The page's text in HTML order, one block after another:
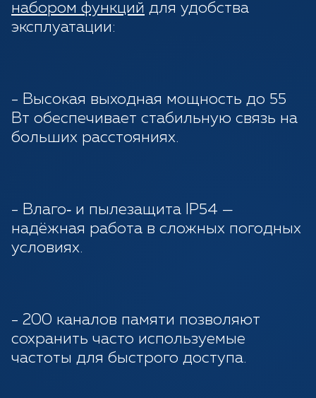
набором функций для удобства
эксплуатации:
- Высокая выходная мощность до 55
Вт обеспечивает стабильную связь на
больших расстояниях.
- Влаго‑ и пылезащита IP54 —
надёжная работа в сложных погодных
условиях.
- 200 каналов памяти позволяют
сохранить часто используемые
частоты для быстрого доступа.